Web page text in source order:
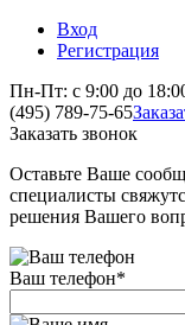
Вход
Регистрация
Пн-Пт: с 9:00 до
(495) 789-75-65
Заказать звонок
Оставьте Ваше
специалисты
решения Вашего
Ваш телефон*